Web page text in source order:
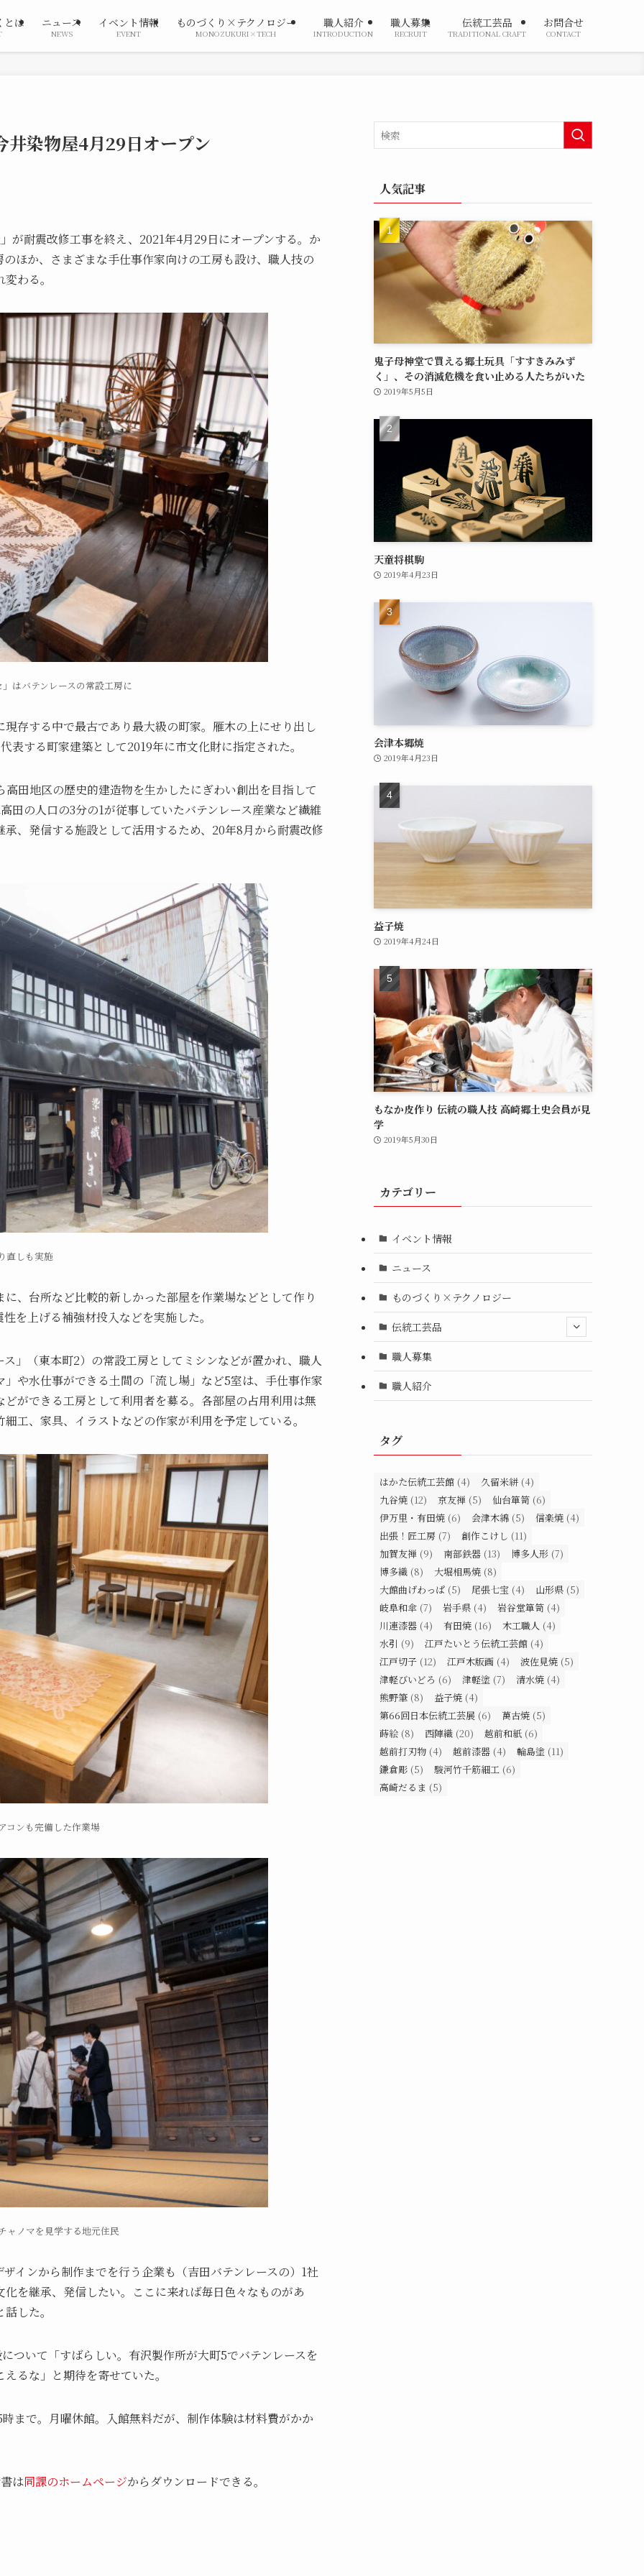
とは ニュース
NEWS
イベント情報
EVENT
ものづくり×テクノロジー
MONOZUKURI×TECH
職人紹介
INTRODUCTION
職人募集
RECRUIT
伝統工芸品
TRADITIONAL CRAFT
お問合せ
CONTACT
染物屋4月29日オープン
が耐震改修工事を終え、2021年4月29日にオープンする。か
ほか、さまざまな手仕事作家向けの工房も設け、職人技の
わる。
はバテンレースの常設工房に
存する中で最古であり最大級の町家。雁木の上にせり出し
する町家建築として2019年に市文化財に指定された。
田地区の歴史的建造物を生かしたにぎわい創出を目指して
田の人口の3分の1が従事していたバテンレース産業など繊維
、発信する施設として活用するため、20年8月から耐震改修
直しも実施
、台所など比較的新しかった部屋を作業場などとして作り
を上げる補強材投入などを実施した。
」（東本町2）の常設工房としてミシンなどが置かれ、職人
や水仕事ができる土間の「流し場」など5室は、手仕事作家
ができる工房として利用者を募る。各部屋の占用利用は無
工、家具、イラストなどの作家が利用を予定している。
コンも完備した作業場
ャノマを見学する地元住民
インから制作までを行う企業も（吉田バテンレースの）1社
を継承、発信したい。ここに来れば毎日色々なものがあ
した。
ついて「すばらしい。有沢製作所が大町5でバテンレースを
るな」と期待を寄せていた。
まで。月曜休館。入館無料だが、制作体験は材料費がかか
は同課のホームページからダウンロードできる。
人気記事
鬼子母神堂で買える郷土玩具「すすきみみず
く」、その消滅危機を食い止める人たちがいた
2019年5月5日
天童将棋駒
2019年4月23日
会津本郷焼
2019年4月23日
益子焼
2019年4月24日
もなか皮作り 伝統の職人技 高崎郷土史会員が見
学
2019年5月30日
カテゴリー
イベント情報
ニュース
ものづくり×テクノロジー
伝統工芸品
職人募集
職人紹介
タグ
はかた伝統工芸館 (4) 久留米絣 (4)
九谷焼 (12) 京友禅 (5) 仙台箪笥 (6)
伊万里・有田焼 (6) 会津木綿 (5) 信楽焼 (4)
出張！匠工房 (7) 創作こけし (11)
加賀友禅 (9) 南部鉄器 (13) 博多人形 (7)
博多織 (8) 大堀相馬焼 (8)
大館曲げわっぱ (5) 尾張七宝 (4) 山形県 (5)
岐阜和傘 (7) 岩手県 (4) 岩谷堂箪笥 (4)
川連漆器 (4) 有田焼 (16) 木工職人 (4)
水引 (9) 江戸たいとう伝統工芸館 (4)
江戸切子 (12) 江戸木版画 (4) 波佐見焼 (5)
津軽びいどろ (6) 津軽塗 (7) 清水焼 (4)
熊野筆 (8) 益子焼 (4)
第66回日本伝統工芸展 (6) 萬古焼 (5)
蒔絵 (8) 西陣織 (20) 越前和紙 (6)
越前打刃物 (4) 越前漆器 (4) 輪島塗 (11)
鎌倉彫 (5) 駿河竹千筋細工 (6)
高崎だるま (5)